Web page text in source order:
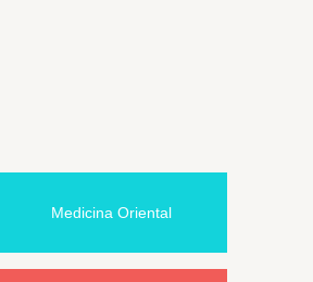
Medicina Oriental